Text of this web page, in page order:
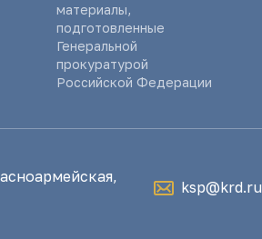
материалы,
подготовленные
Генеральной
прокуратурой
Российской Федерации
ksp@krd.ru